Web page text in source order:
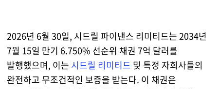
2026년 6월 30일, 시드릴 파이낸스 리미티드는 2034년
7월 15일 만기 6.750% 선순위 채권 7억 달러를
발행했으며, 이는 시드릴 리미티드 및 특정 자회사들의
완전하고 무조건적인 보증을 받는다. 이 채권은